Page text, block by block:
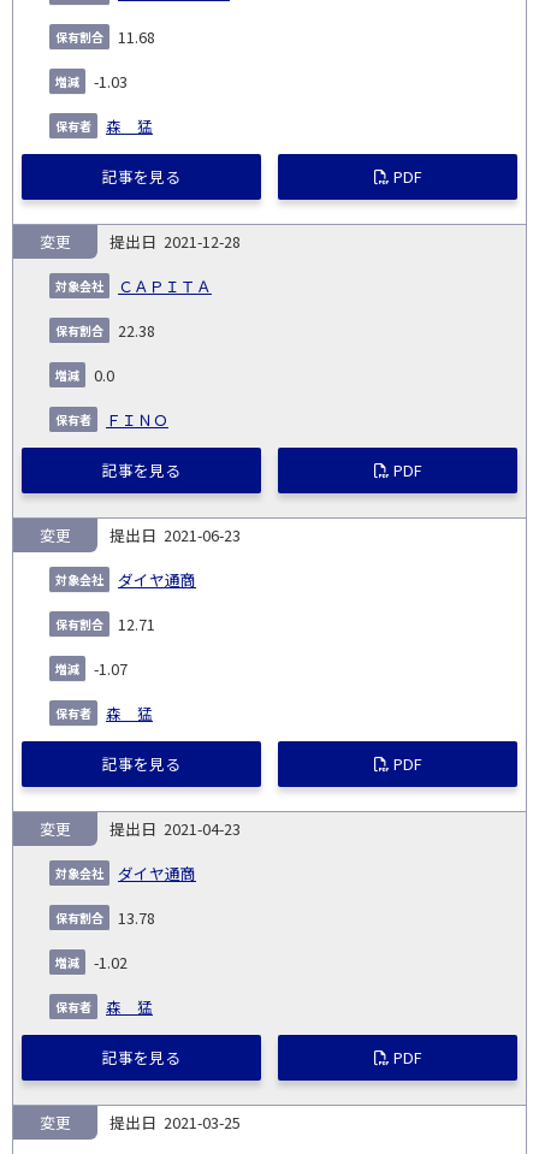
11.68
-1.03
森 猛
記事を見る PDF
2021-12-28
ＣＡＰＩＴＡ
変更
22.38
0.0
ＦＩＮＯ
記事を見る PDF
2021-06-23
ダイヤ通商
変更
12.71
-1.07
森 猛
記事を見る PDF
2021-04-23
ダイヤ通商
変更
13.78
-1.02
森 猛
記事を見る PDF
2021-03-25
変更